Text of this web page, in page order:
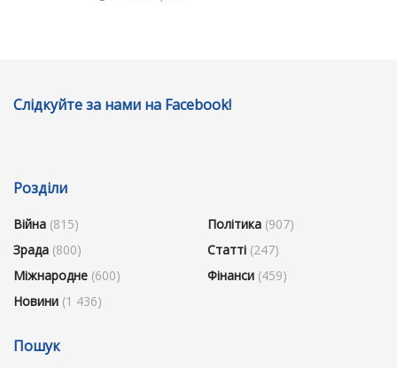
Слідкуйте за нами на Facebook!
Розділи
Війна (815)
Зрада (800)
Міжнародне (600)
Новини (1 436)
Політика (907)
Статті (247)
Фінанси (459)
Пошук